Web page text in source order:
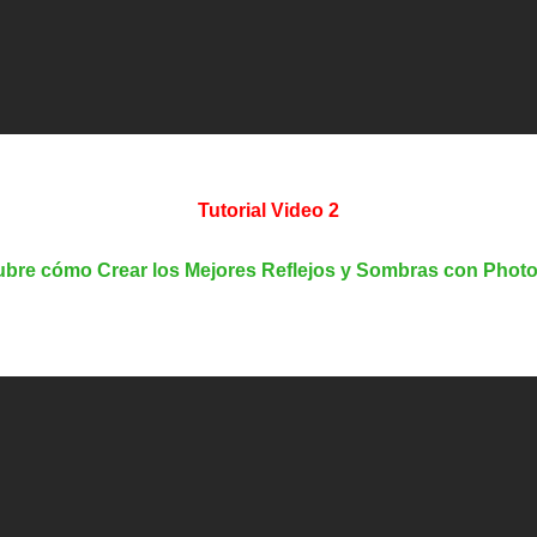
Tutorial Video 2
cómo Crear los Mejores Reflejos y Sombras con